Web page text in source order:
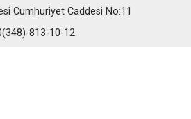
Cumhuriyet Caddesi No:11
813-10-12